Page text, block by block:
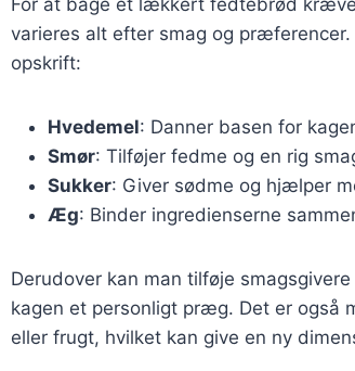
varieres alt efter smag og
opskrift:
Hvedemel: Danner basen for
Smør: Tilføjer fedme og en rig
Sukker: Giver sødme og hjælper
Æg: Binder ingredienserne
Derudover kan man tilføje
kagen et personligt præg. Det er også
eller frugt, hvilket kan give en ny